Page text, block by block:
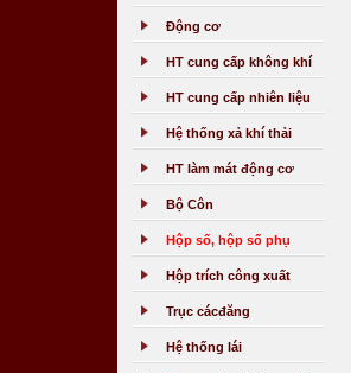
Động cơ
HT cung cấp không khí
HT cung cấp nhiên liệu
Hệ thống xả khí thải
HT làm mát động cơ
Bộ Côn
Hộp số, hộp số phụ
Hộp trích công xuất
Trục cácđăng
Hệ thống lái